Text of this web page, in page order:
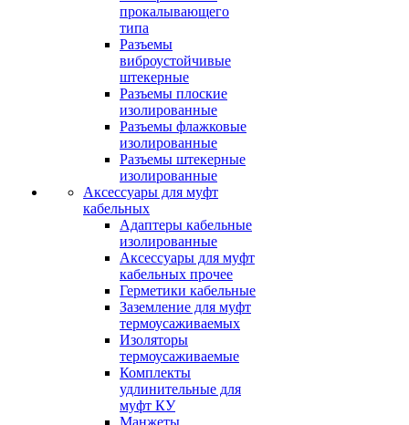
прокалывающего
типа
Разъемы
виброустойчивые
штекерные
Разъемы плоские
изолированные
Разъемы флажковые
изолированные
Разъемы штекерные
изолированные
Аксессуары для муфт
кабельных
Адаптеры кабельные
изолированные
Аксессуары для муфт
кабельных прочее
Герметики кабельные
Заземление для муфт
термоусаживаемых
Изоляторы
термоусаживаемые
Комплекты
удлинительные для
муфт КУ
Манжеты